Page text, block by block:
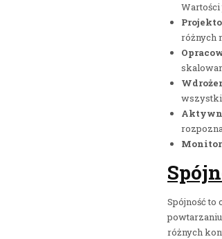
różnych
Spójność
różnych